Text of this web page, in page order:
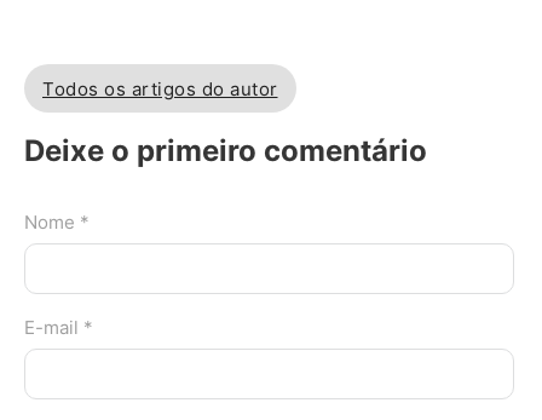
Todos os artigos do autor
Deixe o primeiro comentário
Nome *
E-mail *